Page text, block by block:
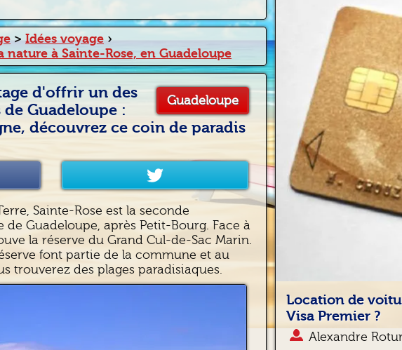
> Idées voyage›
nature à Sainte-Rose, en Guadeloupe
Guadeloupe
d'offrir un des
de Guadeloupe :
découvrez ce coin de paradis
Sainte-Rose est la seconde
Guadeloupe, après Petit-Bourg. Face à
la réserve du Grand Cul-de-Sac Marin.
font partie de la commune et au
trouverez des plages paradisiaques.
Location de
Visa Premier ?
Alexandre